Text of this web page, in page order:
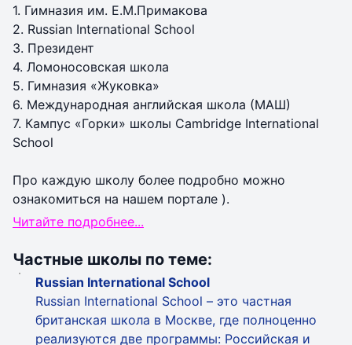
1. Гимназия им. Е.М.Примакова
2. Russian International School
3. Президент
4. Ломоносовская школа
5. Гимназия «Жуковка»
6. Международная английская школа (МАШ)
7. Кампус «Горки» школы Cambridge International
School
Про каждую школу более подробно можно
ознакомиться на нашем портале ).
Читайте подробнее...
Частные школы по теме:
Russian International School
Russian International School – это частная
британская школа в Москве, где полноценно
реализуются две программы: Российская и